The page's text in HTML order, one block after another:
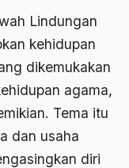
Lindungan
kehidupan
dikemukakan
agama,
Tema itu
dan usaha
diri